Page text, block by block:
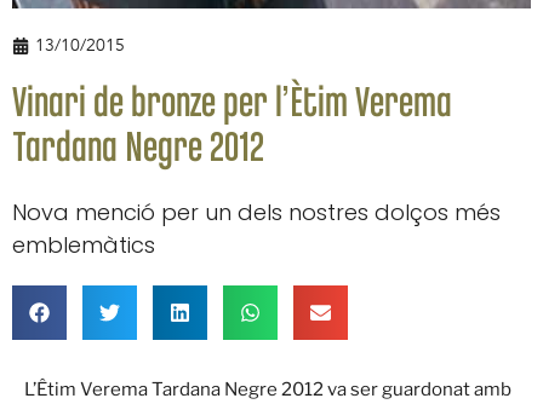
13/10/2015
Vinari de bronze per l’Ètim Verema
Tardana Negre 2012
Nova menció per un dels nostres dolços més
emblemàtics
L’Êtim Verema Tardana Negre 2012 va ser guardonat amb